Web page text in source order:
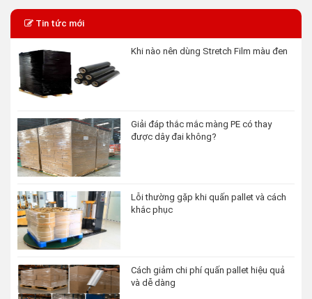
Tin tức mới
Khi nào nên dùng Stretch Film màu đen
Giải đáp thắc mắc màng PE có thay
được dây đai không?
Lỗi thường gặp khi quấn pallet và cách
khắc phục
Cách giảm chi phí quấn pallet hiệu quả
và dễ dàng